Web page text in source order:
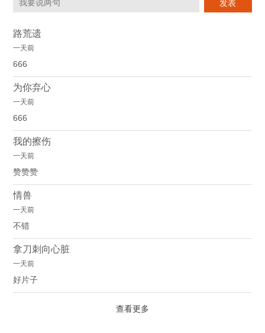
路荒遗
一天前
666
为你弃心
一天前
666
我的擦伤
一天前
赞赞赞
情兽
一天前
不错
拿刀刺向心脏
一天前
好片子
查看更多